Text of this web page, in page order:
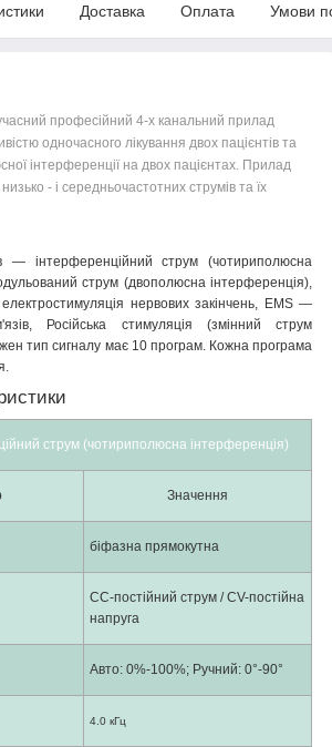
Доставка Оплата Умови
професійний 4-х канальний прилад
одночасного лікування двох пацієнтів та
інтерференції на двох пацієнтах. Прилад
- і середньочастотних струмів та їх
― інтерференційний струм (чотириполюсна
струм (двополюсна інтерференція),
нервових закінчень, EMS ―
Російська стимуляція (змінний струм
тип сигналу має 10 програм. Кожна програма
струм (чотириполюсна інтерференція)
Значення
біфазна прямокутна
CC-постійний струм / CV-постійна
напруга
Авто: 0%-100%; Ручний: 0°-90°
4.0 кГц